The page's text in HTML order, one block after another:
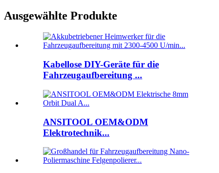
Ausgewählte Produkte
Kabellose DIY-Geräte für die
Fahrzeugaufbereitung ...
ANSITOOL OEM&ODM
Elektrotechnik...